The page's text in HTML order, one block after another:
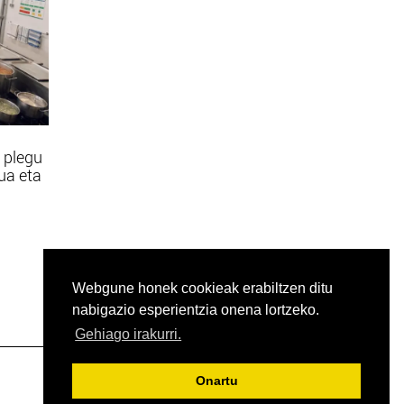
Webgune honek cookieak erabiltzen ditu
nabigazio esperientzia onena lortzeko.
Gehiago irakurri.
Onartu
eta